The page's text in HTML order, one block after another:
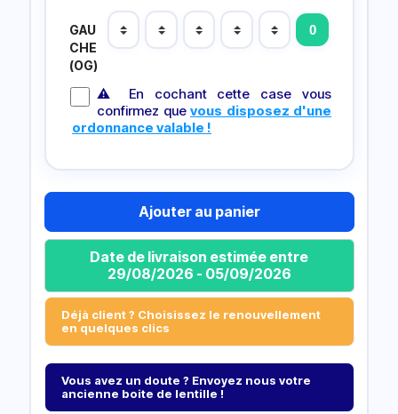
GAU
CHE
(OG)
⚠ En cochant cette case vous
confirmez que vous disposez d'une
ordonnance valable !
Ajouter au panier
Date de livraison estimée entre
29/08/2026 - 05/09/2026
Déjà client ? Choisissez le renouvellement
en quelques clics
Vous avez un doute ? Envoyez nous votre
ancienne boite de lentille !